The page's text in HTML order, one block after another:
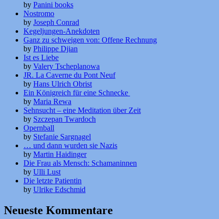
by Panini books
Nostromo
by Joseph Conrad
Kegeljungen-Anekdoten
Ganz zu schweigen von: Offene Rechnung
by Philippe Djian
Ist es Liebe
by Valery Tscheplanowa
JR. La Caverne du Pont Neuf
by Hans Ulrich Obrist
Ein Königreich für eine Schnecke
by Maria Rewa
Sehnsucht – eine Meditation über Zeit
by Szczepan Twardoch
Opernball
by Stefanie Sargnagel
… und dann wurden sie Nazis
by Martin Haidinger
Die Frau als Mensch: Schamaninnen
by Ulli Lust
Die letzte Patientin
by Ulrike Edschmid
Neueste Kommentare